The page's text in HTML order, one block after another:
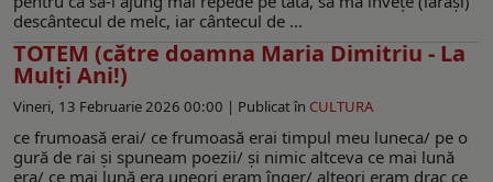
descântecul de melc, iar cântecul de ...
TOTEM (către doamna Maria Dimitriu - La
Mulți Ani!)
Vineri, 13 Februarie 2026 00:00 | Publicat în CULTURA
ce frumoasă erai/ ce frumoasă erai timpul meu luneca/ pe o
gură de rai şi spuneam poezii/ şi nimic altceva ce mai lună
era/ ce mai lună era uneori eram înger/ alteori eram drac ce